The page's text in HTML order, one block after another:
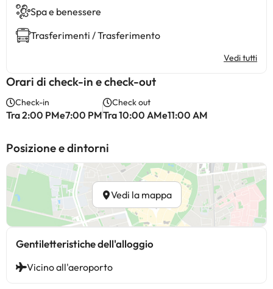
Spa e benessere
Trasferimenti / Trasferimento
Vedi tutti
Orari di check-in e check-out
Check-in
Tra 2:00 PMe7:00 PM
Check out
Tra 10:00 AMe11:00 AM
Posizione e dintorni
Vedi la mappa
Gentiletteristiche dell'alloggio
Vicino all'aeroporto